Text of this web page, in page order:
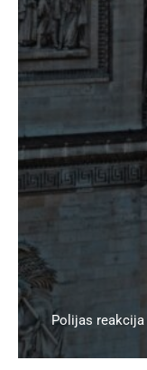
Polijas